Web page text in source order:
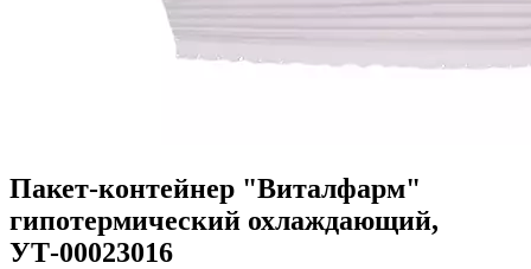
Пакет-контейнер "Виталфарм"
гипотермический охлаждающий,
УТ-00023016